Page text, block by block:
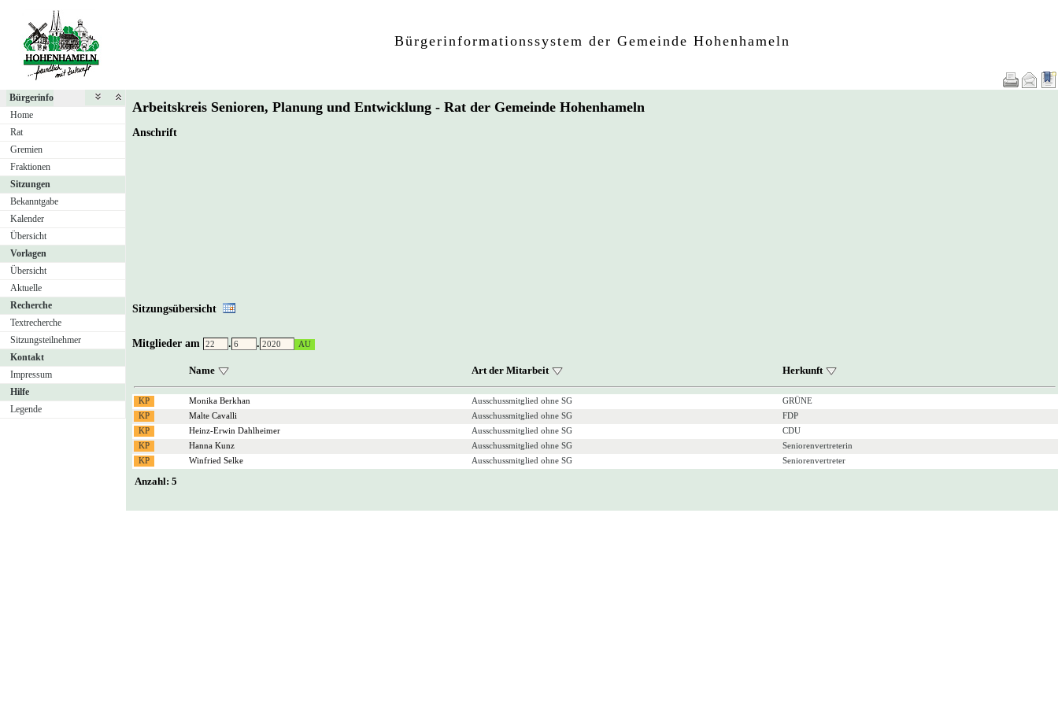
Bürgerinfo
Home
Rat
Gremien
Fraktionen
Sitzungen
Bekanntgabe
Kalender
Übersicht
Vorlagen
Übersicht
Aktuelle
Recherche
Textrecherche
Sitzungsteilnehmer
Kontakt
Impressum
Hilfe
Legende
Bürgerinformationssystem der Gemeinde Hohenhameln
Arbeitskreis Senioren, Planung und Entwicklung - Rat der Gemeinde Hohenhameln
Anschrift
Sitzungsübersicht
Mitglieder am . .
Name Art der Mitarbeit Herkunft
Monika Berkhan Ausschussmitglied ohne SG
GRÜNE
Malte Cavalli
Ausschussmitglied ohne SG
FDP
Heinz-Erwin Dahlheimer
Ausschussmitglied ohne SG
CDU
Hanna Kunz
Ausschussmitglied ohne SG
Seniorenvertreterin
Winfried Selke
Ausschussmitglied ohne SG Seniorenvertreter
Anzahl: 5